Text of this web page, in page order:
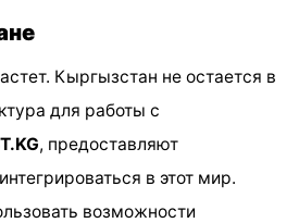
Кыргызстан не остается в
для работы с
, предоставляют
в этот мир.
возможности